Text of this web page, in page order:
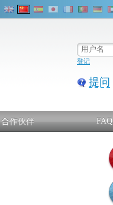
登记
提问
合作伙伴 FAQ